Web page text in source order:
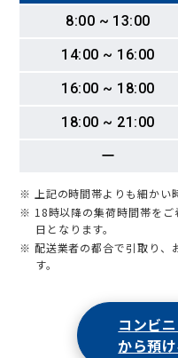
8:00 ~ 13:00
14:00 ~ 16:00
16:00 ~ 18:00
18:00 ~ 21:00
ー
※ 上記の時間帯よりも細かい
※ 18時以降の集荷時間帯をご
日となります。
※ 配送業者の都合で引取り、
す。
コンビ
から預